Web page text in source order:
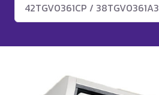
42TGV0361CP / 38TGV0361A3